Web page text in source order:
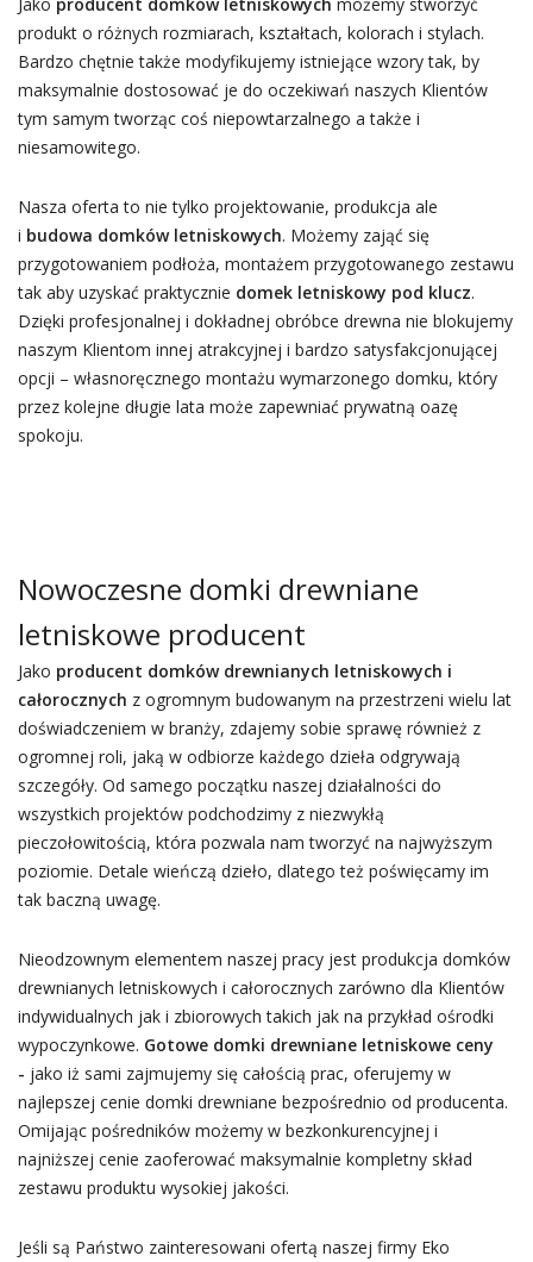
produkt o różnych rozmiarach, kształtach, kolorach i stylach.
Bardzo chętnie także modyfikujemy istniejące wzory tak, by
maksymalnie dostosować je do oczekiwań naszych Klientów
tym samym tworząc coś niepowtarzalnego a także i
niesamowitego.
Nasza oferta to nie tylko projektowanie, produkcja ale
i budowa domków letniskowych. Możemy zająć się
przygotowaniem podłoża, montażem przygotowanego zestawu
tak aby uzyskać praktycznie domek letniskowy pod klucz.
Dzięki profesjonalnej i dokładnej obróbce drewna nie blokujemy
naszym Klientom innej atrakcyjnej i bardzo satysfakcjonującej
opcji – własnoręcznego montażu wymarzonego domku, który
przez kolejne długie lata może zapewniać prywatną oazę
spokoju.
Nowoczesne domki drewniane
letniskowe producent
Jako producent domków drewnianych letniskowych i
całorocznych z ogromnym budowanym na przestrzeni wielu lat
doświadczeniem w branży, zdajemy sobie sprawę również z
ogromnej roli, jaką w odbiorze każdego dzieła odgrywają
szczegóły. Od samego początku naszej działalności do
wszystkich projektów podchodzimy z niezwykłą
pieczołowitością, która pozwala nam tworzyć na najwyższym
poziomie. Detale wieńczą dzieło, dlatego też poświęcamy im
tak baczną uwagę.
Nieodzownym elementem naszej pracy jest produkcja domków
drewnianych letniskowych i całorocznych zarówno dla Klientów
indywidualnych jak i zbiorowych takich jak na przykład ośrodki
wypoczynkowe. Gotowe domki drewniane letniskowe ceny
- jako iż sami zajmujemy się całością prac, oferujemy w
najlepszej cenie domki drewniane bezpośrednio od producenta.
Omijając pośredników możemy w bezkonkurencyjnej i
najniższej cenie zaoferować maksymalnie kompletny skład
zestawu produktu wysokiej jakości.
Jeśli są Państwo zainteresowani ofertą naszej firmy Eko